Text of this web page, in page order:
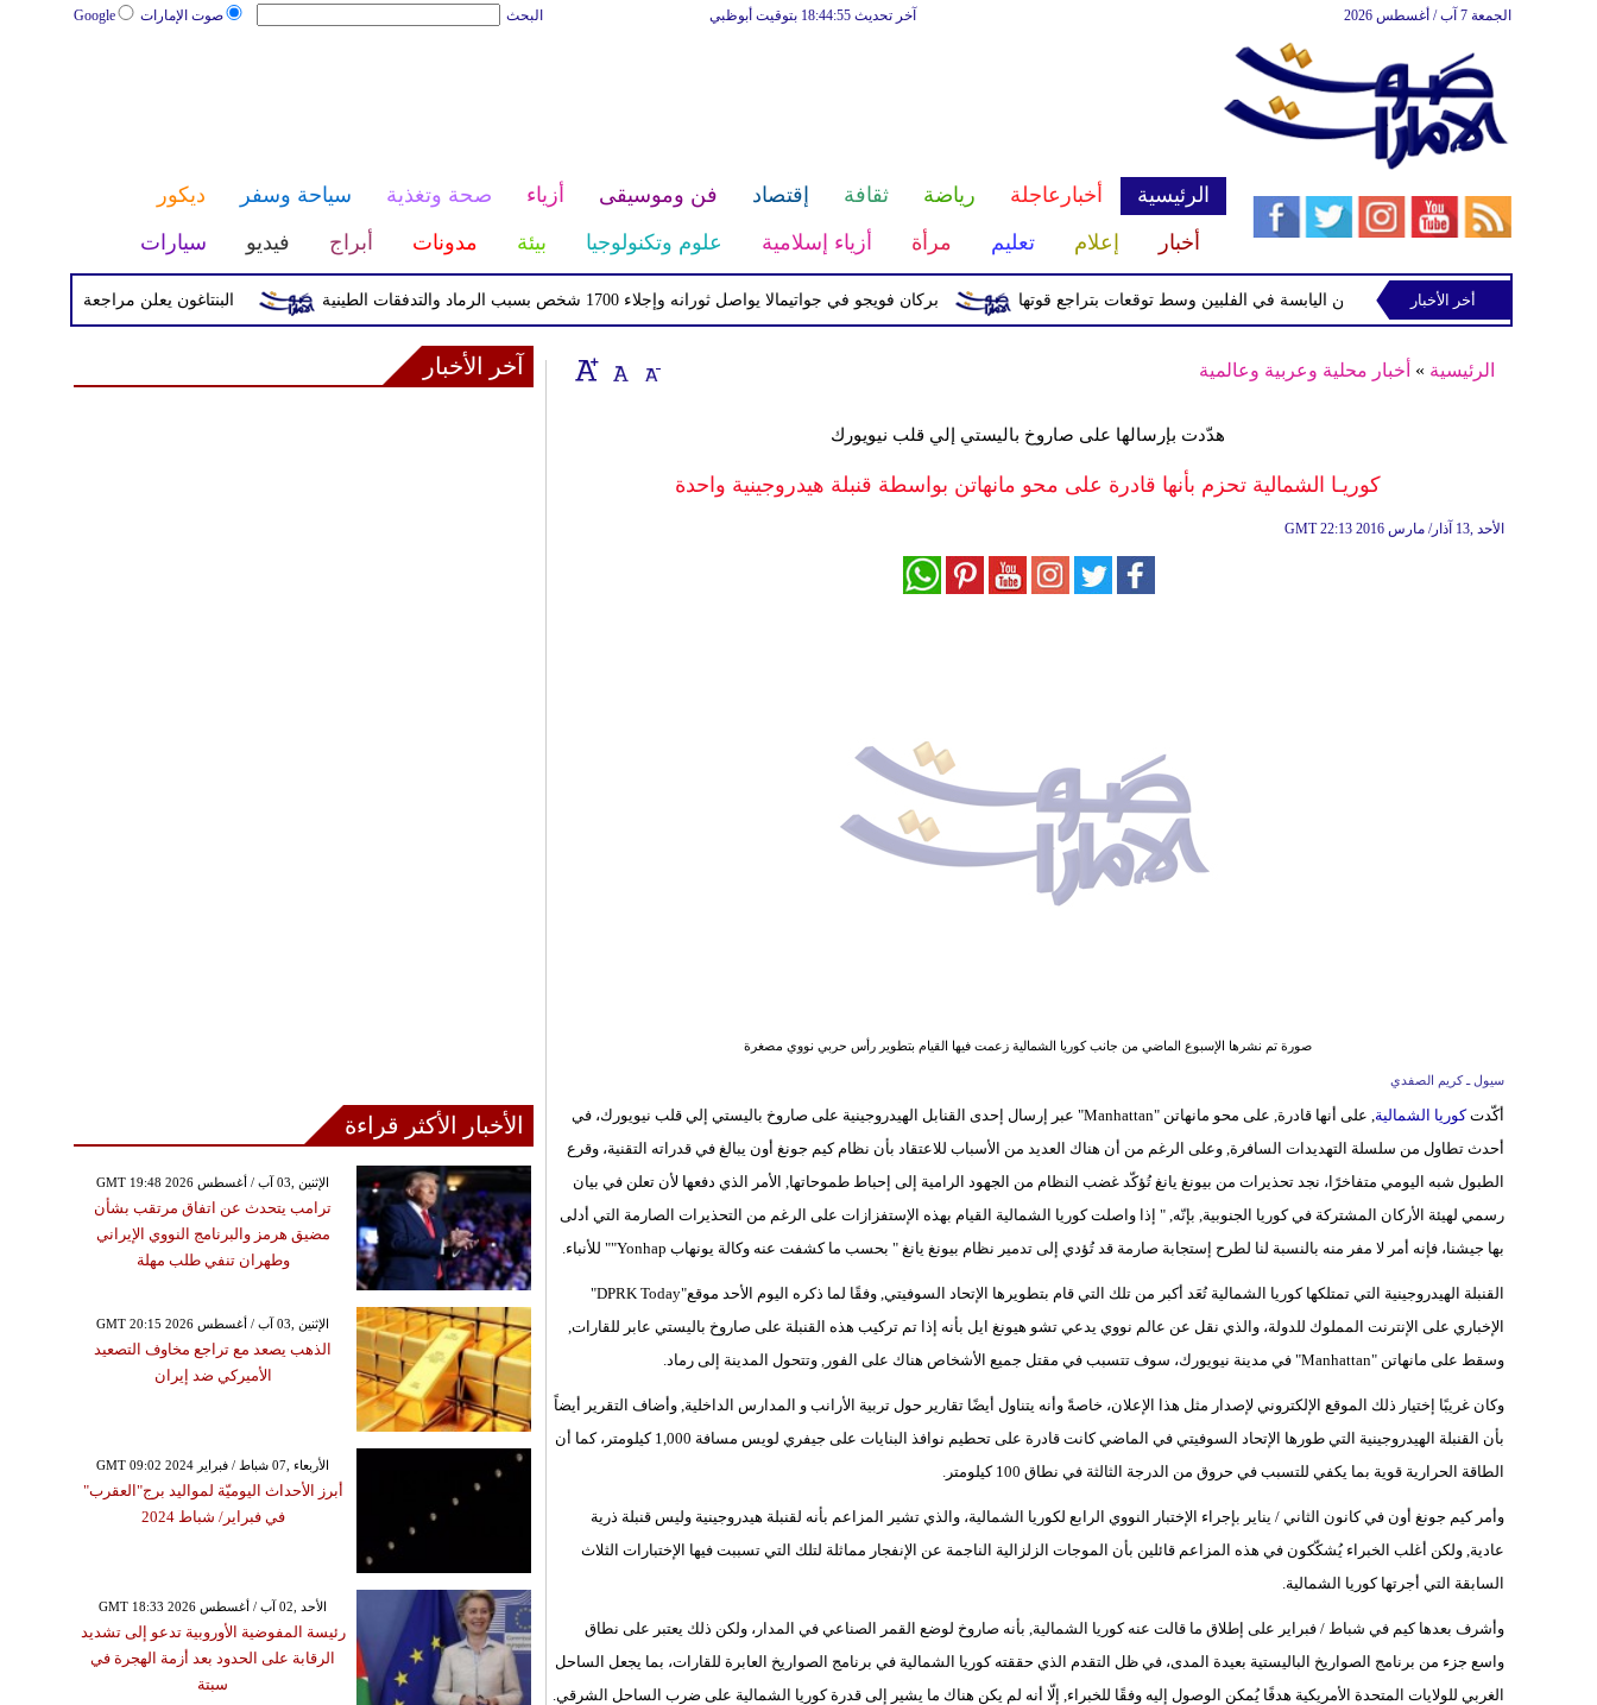
صوت الإمارات Google البحث آخر تحديث 18:44:55 بتوقيت أبوظبي الجمعة 7 آب / أغسطس 2026
الرئيسية أخبارعاجلة رياضة ثقافة إقتصاد فن وموسيقى أزياء صحة وتغذية سياحة وسفر
ديكور
أخبار
إعلام تعليم مرأة أزياء إسلامية علوم وتكنولوجيا بيئة مدونات أبراج فيديو سيارات
البنتاغون يعلن مراجعة التواجد بركان فويجو في جواتيمالا يواصل ثورانه وإجلاء 1700 شخص بسبب الرماد والتدفقات الطينية الاستوائية "مايماي" تقترب من اليابسة في الفلبين وسط توقعات بتراجع قوتها
أخر الأخبار
الرئيسية » أخبار محلية وعربية وعالمية
هدّدت بإرسالها على صاروخ باليستي إلي قلب نيويورك
كوريـا الشمالية تحزم بأنها قادرة على محو مانهاتن بواسطة قنبلة هيدروجينية واحدة
GMT 22:13 2016 الأحد ,13 آذار/ مارس
صورة تم نشرها الإسبوع الماضي من جانب كوريا الشمالية زعمت فيها القيام بتطوير رأس حربي نووي مصغرة
سيول ـ كريم الصفدي
أكّدتكوريا الشمالية
, على أنها قادرة, على محو مانهاتن "Manhattan" عبر إرسال إحدى القنابل الهيدروجينية على صاروخ باليستي إلي قلب نيويورك، في
أحدث تطاول من سلسلة التهديدات السافرة, وعلى الرغم من أن هناك العديد من الأسباب للاعتقاد بأن نظام كيم جونغ أون يبالغ في قدراته التقنية، وقرع
الطبول شبه اليومي متفاخرًا، نجد تحذيرات من بيونغ يانغ تُؤكّد غضب النظام من الجهود الرامية إلى إحباط طموحاتها, الأمر الذي دفعها لأن تعلن في بيان
رسمي لهيئة الأركان المشتركة في كوريا الجنوبية, بإنّه, " إذا واصلت كوريا الشمالية القيام بهذه الإستفزازات على الرغم من التحذيرات الصارمة التي أدلى
بها جيشنا، فإنه أمر لا مفر منه بالنسبة لنا لطرح إستجابة صارمة قد تُؤدي إلى تدمير نظام بيونغ يانغ " بحسب ما كشفت عنه وكالة يونهاب Yonhap"" للأنباء.
القنبلة الهيدروجينية التي تمتلكها كوريا الشمالية تُعَد أكبر من تلك التي قام بتطويرها الإتحاد السوفيتي, وفقًا لما ذكره اليوم الأحد موقع"DPRK Today"
الإخباري على الإنترنت المملوك للدولة، والذي نقل عن عالم نووي يدعي تشو هيونغ ايل بأنه إذا تم تركيب هذه القنبلة على صاروخ باليستي عابر للقارات,
وسقط على مانهاتن "Manhattan" في مدينة نيويورك، سوف تتسبب في مقتل جميع الأشخاص هناك على الفور, وتتحول المدينة إلى رماد.
وكان غريبًا إختيار ذلك الموقع الإلكتروني لإصدار مثل هذا الإعلان، خاصةً وأنه يتناول أيضًا تقارير حول تربية الأرانب و المدارس الداخلية, وأضاف التقرير أيضاً
بأن القنبلة الهيدروجينية التي طورها الإتحاد السوفيتي في الماضي كانت قادرة على تحطيم نوافذ البنايات على جيفري لويس مسافة 1,000 كيلومتر، كما أن
الطاقة الحرارية قوية بما يكفي للتسبب في حروق من الدرجة الثالثة في نطاق 100 كيلومتر.
وأمر كيم جونغ أون في كانون الثاني / يناير بإجراء الإختبار النووي الرابع لكوريا الشمالية، والذي تشير المزاعم بأنه لقنبلة هيدروجينية وليس قنبلة ذرية
عادية, ولكن أغلب الخبراء يُشكّكون في هذه المزاعم قائلين بأن الموجات الزلزالية الناجمة عن الإنفجار مماثلة لتلك التي تسببت فيها الإختبارات الثلاث
السابقة التي أجرتها كوريا الشمالية.
وأشرف بعدها كيم في شباط / فبراير على إطلاق ما قالت عنه كوريا الشمالية, بأنه صاروخ لوضع القمر الصناعي في المدار، ولكن ذلك يعتبر على نطاق
واسع جزء من برنامج الصواريخ الباليستية بعيدة المدى، في ظل التقدم الذي حققته كوريا الشمالية في برنامج الصواريخ العابرة للقارات، بما يجعل الساحل
الغربي للولايات المتحدة الأمريكية هدفًا يُمكن الوصول إليه وفقًا للخبراء, إلّا أنه لم يكن هناك ما يشير إلى قدرة كوريا الشمالية على ضرب الساحل الشرقي.
آخر الأخبار
الأخبار الأكثر قراءة
GMT 19:48 2026 الإثنين ,03 آب / أغسطس
ترامب يتحدث عن اتفاق مرتقب بشأن
مضيق هرمز والبرنامج النووي الإيراني
وطهران تنفي طلب مهلة
GMT 20:15 2026 الإثنين ,03 آب / أغسطس
الذهب يصعد مع تراجع مخاوف التصعيد
الأميركي ضد إيران
GMT 09:02 2024 الأربعاء ,07 شباط / فبراير
أبرز الأحداث اليوميّة لمواليد برج"العقرب"
في فبراير/ شباط 2024
GMT 18:33 2026 الأحد ,02 آب / أغسطس
رئيسة المفوضية الأوروبية تدعو إلى تشديد
الرقابة على الحدود بعد أزمة الهجرة في
سبتة